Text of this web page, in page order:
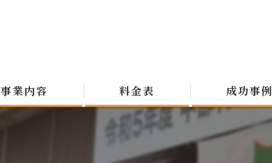
事業内容 料金表 成功事例